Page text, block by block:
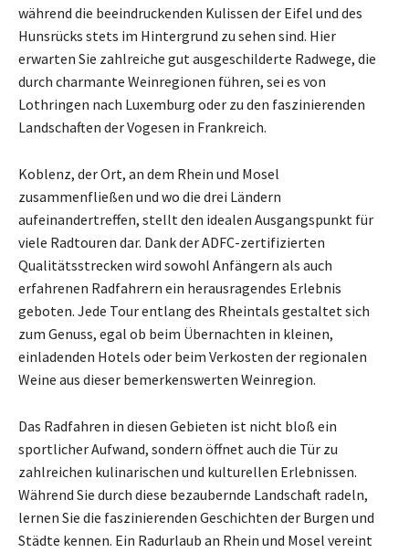
während die beeindruckenden Kulissen der Eifel und des
Hunsrücks stets im Hintergrund zu sehen sind. Hier
erwarten Sie zahlreiche gut ausgeschilderte Radwege, die
durch charmante Weinregionen führen, sei es von
Lothringen nach Luxemburg oder zu den faszinierenden
Landschaften der Vogesen in Frankreich.
Koblenz, der Ort, an dem Rhein und Mosel
zusammenfließen und wo die drei Ländern
aufeinandertreffen, stellt den idealen Ausgangspunkt für
viele Radtouren dar. Dank der ADFC-zertifizierten
Qualitätsstrecken wird sowohl Anfängern als auch
erfahrenen Radfahrern ein herausragendes Erlebnis
geboten. Jede Tour entlang des Rheintals gestaltet sich
zum Genuss, egal ob beim Übernachten in kleinen,
einladenden Hotels oder beim Verkosten der regionalen
Weine aus dieser bemerkenswerten Weinregion.
Das Radfahren in diesen Gebieten ist nicht bloß ein
sportlicher Aufwand, sondern öffnet auch die Tür zu
zahlreichen kulinarischen und kulturellen Erlebnissen.
Während Sie durch diese bezaubernde Landschaft radeln,
lernen Sie die faszinierenden Geschichten der Burgen und
Städte kennen. Ein Radurlaub an Rhein und Mosel vereint